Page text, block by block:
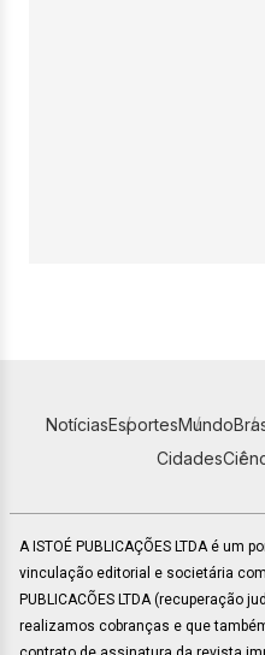
NotíciasEsportesMundo
Cidades
A ISTOÉ PUBLICAÇÕES LTDA é um
vinculação editorial e societária com
PUBLICACÕES LTDA (recuperação
realizamos cobranças e que